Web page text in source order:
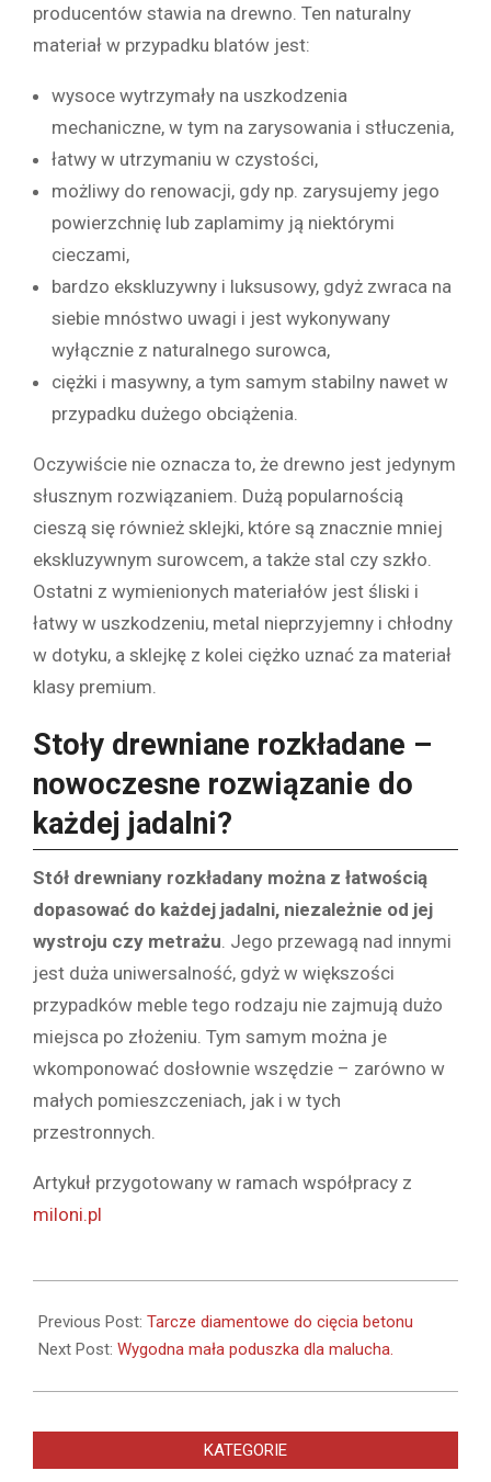
producentów stawia na drewno. Ten naturalny
materiał w przypadku blatów jest:
wysoce wytrzymały na uszkodzenia
mechaniczne, w tym na zarysowania i stłuczenia,
łatwy w utrzymaniu w czystości,
możliwy do renowacji, gdy np. zarysujemy jego
powierzchnię lub zaplamimy ją niektórymi
cieczami,
bardzo ekskluzywny i luksusowy, gdyż zwraca na
siebie mnóstwo uwagi i jest wykonywany
wyłącznie z naturalnego surowca,
ciężki i masywny, a tym samym stabilny nawet w
przypadku dużego obciążenia.
Oczywiście nie oznacza to, że drewno jest jedynym
słusznym rozwiązaniem. Dużą popularnością
cieszą się również sklejki, które są znacznie mniej
ekskluzywnym surowcem, a także stal czy szkło.
Ostatni z wymienionych materiałów jest śliski i
łatwy w uszkodzeniu, metal nieprzyjemny i chłodny
w dotyku, a sklejkę z kolei ciężko uznać za materiał
klasy premium.
Stoły drewniane rozkładane –
nowoczesne rozwiązanie do
każdej jadalni?
Stół drewniany rozkładany można z łatwością
dopasować do każdej jadalni, niezależnie od jej
wystroju czy metrażu . Jego przewagą nad innymi
jest duża uniwersalność, gdyż w większości
przypadków meble tego rodzaju nie zajmują dużo
miejsca po złożeniu. Tym samym można je
wkomponować dosłownie wszędzie – zarówno w
małych pomieszczeniach, jak i w tych
przestronnych.
Artykuł przygotowany w ramach współpracy z
miloni.pl
09-
01
Previous Post: Tarcze diamentowe do cięcia betonu
Next Post: Wygodna mała poduszka dla malucha.
KATEGORIE